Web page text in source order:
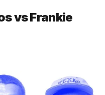
vs Frankie